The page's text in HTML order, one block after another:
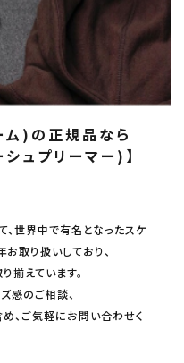
)の正規品なら
ュプリーマー)】
世界中で有名となったスケ
取り扱いしており、
揃えています。
感のご相談、
、ご気軽にお問い合わせく